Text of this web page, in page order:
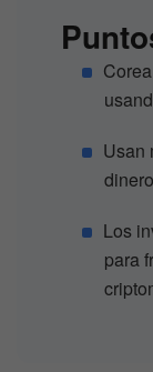
Usan
Los
para